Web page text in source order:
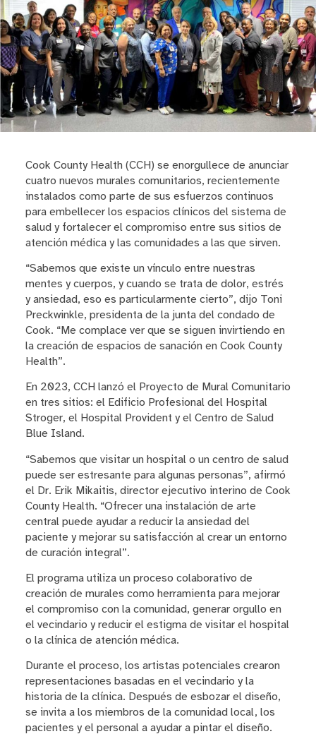
Cook County Health (CCH) se enorgullece de anunciar
cuatro nuevos murales comunitarios, recientemente
instalados como parte de sus esfuerzos continuos
para embellecer los espacios clínicos del sistema de
salud y fortalecer el compromiso entre sus sitios de
atención médica y las comunidades a las que sirven.
“Sabemos que existe un vínculo entre nuestras
mentes y cuerpos, y cuando se trata de dolor, estrés
y ansiedad, eso es particularmente cierto”, dijo Toni
Preckwinkle, presidenta de la junta del condado de
Cook. “Me complace ver que se siguen invirtiendo en
la creación de espacios de sanación en Cook County
Health”.
En 2023, CCH lanzó el Proyecto de Mural Comunitario
en tres sitios: el Edificio Profesional del Hospital
Stroger, el Hospital Provident y el Centro de Salud
Blue Island.
“Sabemos que visitar un hospital o un centro de salud
puede ser estresante para algunas personas”, afirmó
el Dr. Erik Mikaitis, director ejecutivo interino de Cook
County Health. “Ofrecer una instalación de arte
central puede ayudar a reducir la ansiedad del
paciente y mejorar su satisfacción al crear un entorno
de curación integral”.
El programa utiliza un proceso colaborativo de
creación de murales como herramienta para mejorar
el compromiso con la comunidad, generar orgullo en
el vecindario y reducir el estigma de visitar el hospital
o la clínica de atención médica.
Durante el proceso, los artistas potenciales crearon
representaciones basadas en el vecindario y la
historia de la clínica. Después de esbozar el diseño,
se invita a los miembros de la comunidad local, los
pacientes y el personal a ayudar a pintar el diseño.